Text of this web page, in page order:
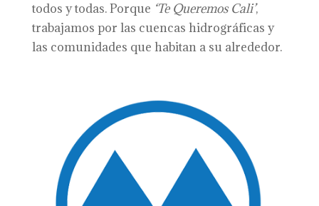
todos y todas. Porque ‘Te Queremos Cali’,
trabajamos por las cuencas hidrográficas y
las comunidades que habitan a su alrededor.